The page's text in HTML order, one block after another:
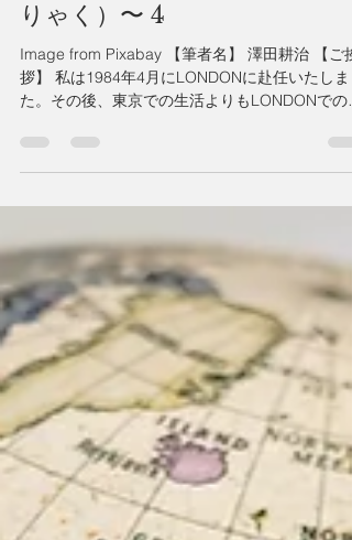
J News UK
2023年1月1日
[連載]六韜三略（りくとうさん
りゃく）〜 4
Image from Pixabay 【筆者名】 澤田耕治 【ご挨
拶】 私は1984年4月にLONDONに赴任いたしま
日本人として日本の良さや英国との違いを感じ取
りながら日々暮らし...